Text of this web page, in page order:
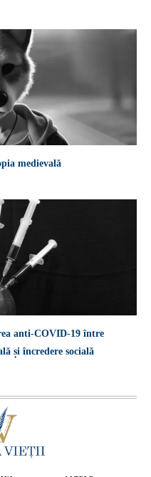
medievală
anti-COVID-19 între
și încredere socială